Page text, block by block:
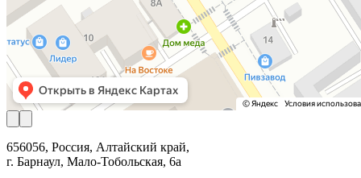
656056, Россия, Алтайский край,
г. Барнаул, Мало-Тобольская, 6а